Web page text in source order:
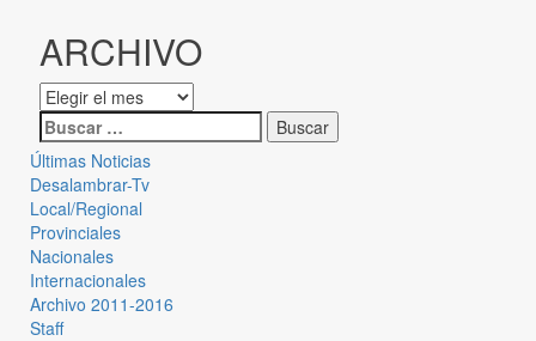
ARCHIVO
Últimas Noticias
Desalambrar-Tv
Local/Regional
Provinciales
Nacionales
Internacionales
Archivo 2011-2016
Staff